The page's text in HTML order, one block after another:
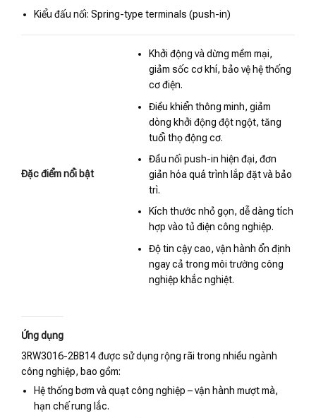
Kiểu đấu nối: Spring-type terminals (push-in)
Đặc điểm nổi bật
Khởi động và dừng mềm mại,
giảm sốc cơ khí, bảo vệ hệ thống
cơ điện.
Điều khiển thông minh, giảm
dòng khởi động đột ngột, tăng
tuổi thọ động cơ.
Đầu nối push-in hiện đại, đơn
giản hóa quá trình lắp đặt và bảo
trì.
Kích thước nhỏ gọn, dễ dàng tích
hợp vào tủ điện công nghiệp.
Độ tin cậy cao, vận hành ổn định
ngay cả trong môi trường công
nghiệp khắc nghiệt.
Ứng dụng
3RW3016-2BB14 được sử dụng rộng rãi trong nhiều ngành
công nghiệp, bao gồm:
Hệ thống bơm và quạt công nghiệp – vận hành mượt mà,
hạn chế rung lắc.